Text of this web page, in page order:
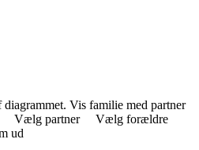
Vis familie med partner
Vælg partner Vælg forældre